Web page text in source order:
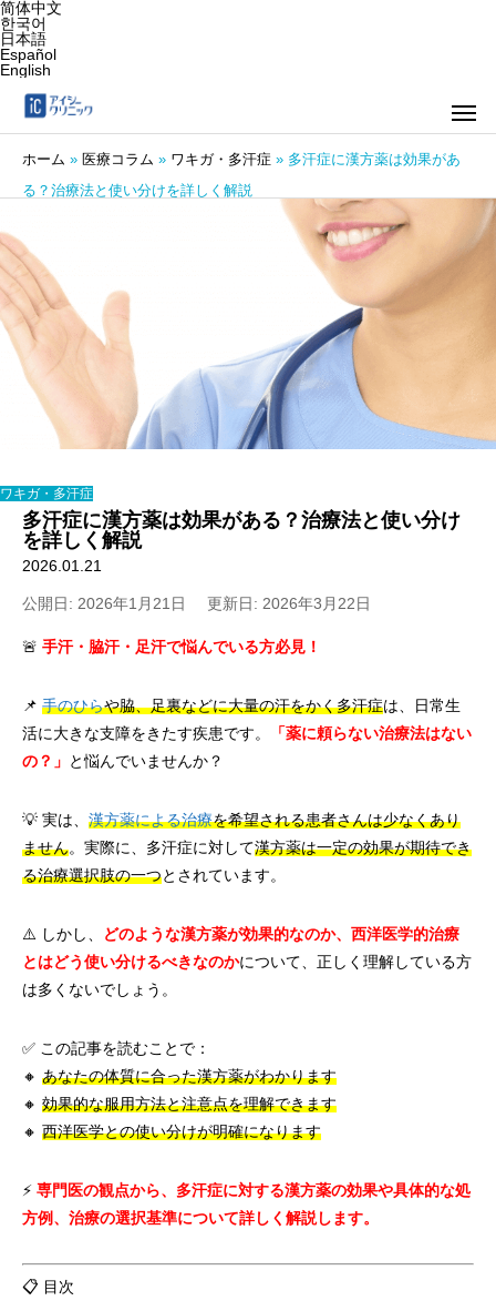
简体中文
한국어
日本語
Español
English
ホーム » 医療コラム » ワキガ・多汗症 » 多汗症に漢方薬は効果があ
る？治療法と使い分けを詳しく解説
ワキガ・多汗症
多汗症に漢方薬は効果がある？治療法と使い分け
を詳しく解説
2026.01.21
公開日: 2026年1月21日 更新日: 2026年3月22日
🚨 手汗・脇汗・足汗で悩んでいる方必見！
📌 手のひらや脇、足裏などに大量の汗をかく多汗症は、日常生
活に大きな支障をきたす疾患です。
「薬に頼らない治療法はない
の？」 と悩んでいませんか？
💡 実は、 漢方薬による治療を希望される患者さんは少なくあり
ません。実際に、多汗症に対して漢方薬は一定の効果が期待でき
る治療選択肢の一つとされています。
⚠️ しかし、
どのような漢方薬が効果的なのか、西洋医学的治療
とはどう使い分けるべきなのかについて、正しく理解している方
は多くないでしょう。
✅ この記事を読むことで：
🔸 あなたの体質に合った漢方薬がわかります
🔸 効果的な服用方法と注意点を理解できます
🔸 西洋医学との使い分けが明確になります
⚡ 専門医の観点から、多汗症に対する漢方薬の効果や具体的な処
方例、治療の選択基準について詳しく解説します。
📋 目次